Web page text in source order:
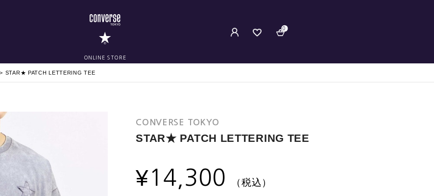
ONLINE STORE
0
STAR★ PATCH LETTERING TEE
CONVERSE TOKYO
STAR★ PATCH LETTERING TEE
¥14,300 （税込）